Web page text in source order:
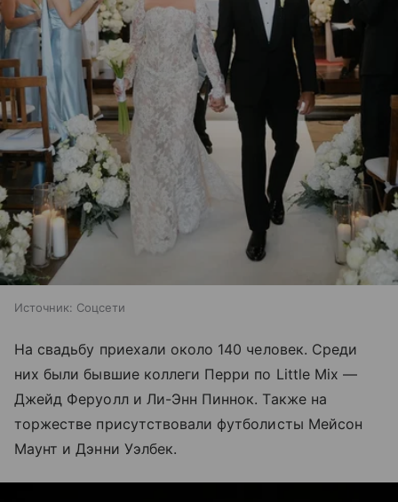
Источник: Соцсети
На свадьбу приехали около 140 человек. Среди
них были бывшие коллеги Перри по Little Mix —
Джейд Феруолл и Ли-Энн Пиннок. Также на
торжестве присутствовали футболисты Мейсон
Маунт и Дэнни Уэлбек.